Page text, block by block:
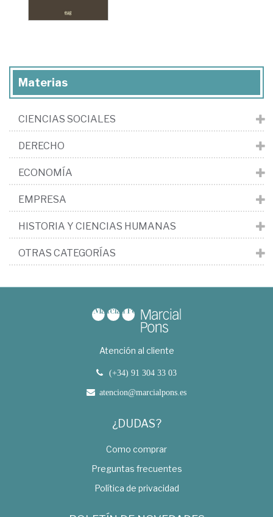
Materias
CIENCIAS SOCIALES
DERECHO
ECONOMÍA
EMPRESA
HISTORIA Y CIENCIAS HUMANAS
OTRAS CATEGORÍAS
Atención al cliente
(+34) 91 304 33 03
atencion@marcialpons.es
¿DUDAS?
Como comprar
Preguntas frecuentes
Política de privacidad